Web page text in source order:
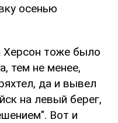
осенью
Херсон тоже было
тем не менее,
да и вывел
на левый берег,
Вот и